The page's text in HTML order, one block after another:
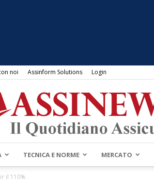
noi Assinform Solutions Login
Assinews.it
TECNICA E NORME MERCATO
il 110%